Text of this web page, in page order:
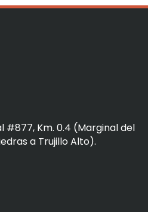
#877, Km. 0.4 (Marginal del
a Trujillo Alto).